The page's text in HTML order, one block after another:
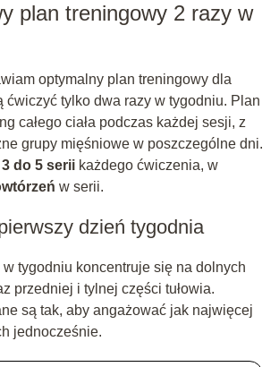
plan treningowy 2 razy w
optymalny plan treningowy dla
ćwiczyć tylko dwa razy w tygodniu. Plan
całego ciała podczas każdej sesji, z
grupy mięśniowe w poszczególne dni.
do 5 seriikażdego ćwiczenia, w
w serii.
dzień tygodnia
tygodniu koncentruje się na dolnych
przedniej i tylnej części tułowia.
są tak, aby angażować jak najwięcej
jednocześnie.